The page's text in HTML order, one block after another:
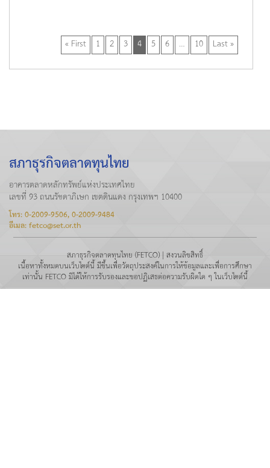
« First 1 2 3 4 5 6 … 10 Last »
สภาธุรกิจตลาดทุนไทย
อาคารตลาดหลักทรัพย์แห่งประเทศไทย
เลขที่ 93 ถนนรัชดาภิเษก เขตดินแดง กรุงเทพฯ 10400
โทร: 0-2009-9506, 0-2009-9484
อีเมล: fetco@set.or.th
สภาธุรกิจตลาดทุนไทย (FETCO) | สงวนลิขสิทธิ์
เนื้อหาทั้งหมดบนเว็บไซต์นี้ มีขึ้นเพื่อวัตถุประสงค์ในการให้ข้อมูลและเพื่อการศึกษา
เท่านั้น FETCO มิได้ให้การรับรองและขอปฏิเสธต่อความรับผิดใด ๆ ในเว็บไซต์นี้